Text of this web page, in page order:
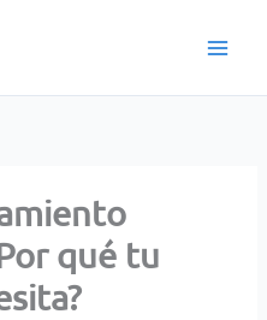
qué tu